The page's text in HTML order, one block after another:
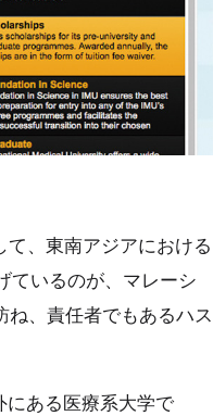
、東南アジアにおける
ているのが、マレーシ
、責任者でもあるハス
にある医療系大学で